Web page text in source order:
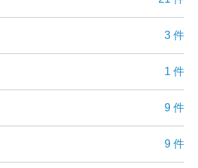
3 件
1 件
9 件
9 件